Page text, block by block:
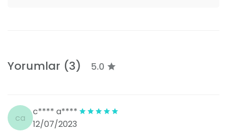
Yorumlar (3) 5.0
ca
c**** a****
12/07/2023